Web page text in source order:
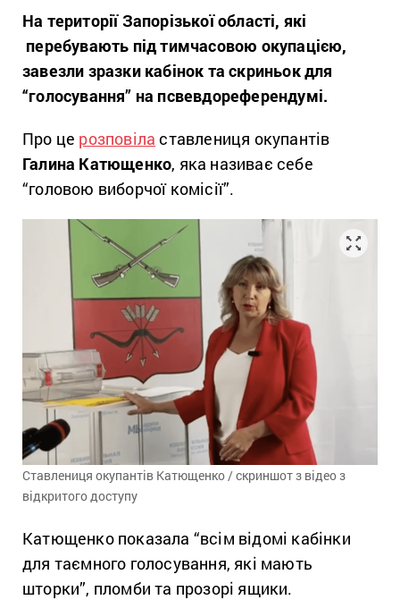
На території Запорізької області, які
перебувають під тимчасовою окупацією,
завезли зразки кабінок та скриньок для
“голосування” на псвевдореферендумі.
Про це розповіла ставлениця окупантів
Галина Катющенко, яка називає себе
“головою виборчої комісії”.
Ставлениця окупантів Катющенко / скриншот з відео з
відкритого доступу
Катющенко показала “всім відомі кабінки
для таємного голосування, які мають
шторки”, пломби та прозорі ящики.